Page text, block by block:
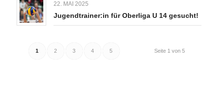
22. MAI 2025
Jugendtrainer:in für Oberliga U 14 gesucht!
Seite 1 von 5
1 2 3 4 5